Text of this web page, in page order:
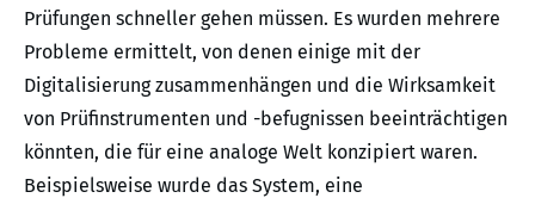
Prüfungen schneller gehen müssen. Es wurden mehrere
Probleme ermittelt, von denen einige mit der
Digitalisierung zusammenhängen und die Wirksamkeit
von Prüfinstrumenten und -befugnissen beeinträchtigen
könnten, die für eine analoge Welt konzipiert waren.
Beispielsweise wurde das System, eine